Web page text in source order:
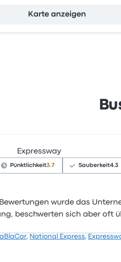
Karte anzeigen
Expressway
Pünktlichkeit3.7 Sauberkeit4.3
wurde das
beschwerten sich aber oft
, National Express,